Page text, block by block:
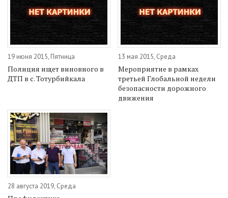
19 июня 2015, Пятница
Полиция ищет виновного в
ДТП в с. Тотурбийкала
13 мая 2015, Среда
Мероприятие в рамках
третьей Глобальной недели
безопасности дорожного
движения
28 августа 2019, Среда